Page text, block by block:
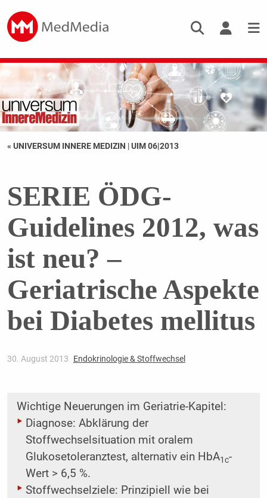
« UNIVERSUM INNERE MEDIZIN |UIM 06|2013
SERIE ÖDG-
Guidelines 2012, was
ist neu? –
Geriatrische Aspekte
bei Diabetes mellitus
30. August 2013 Endokrinologie & Stoffwechsel
Wichtige Neuerungen im Geriatrie-Kapitel:
Diagnose: Abklärung der
Stoffwechselsituation mit oralem
Glukosetoleranztest, alternativ ein HbA1c-
Wert > 6,5 %.
Stoffwechselziele: Prinzipiell wie bei